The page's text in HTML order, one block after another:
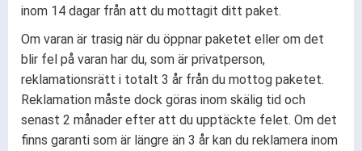
inom 14 dagar från att du mottagit ditt paket.
Om varan är trasig när du öppnar paketet eller om det
blir fel på varan har du, som är privatperson,
reklamationsrätt i totalt 3 år från du mottog paketet.
Reklamation måste dock göras inom skälig tid och
senast 2 månader efter att du upptäckte felet. Om det
finns garanti som är längre än 3 år kan du reklamera inom